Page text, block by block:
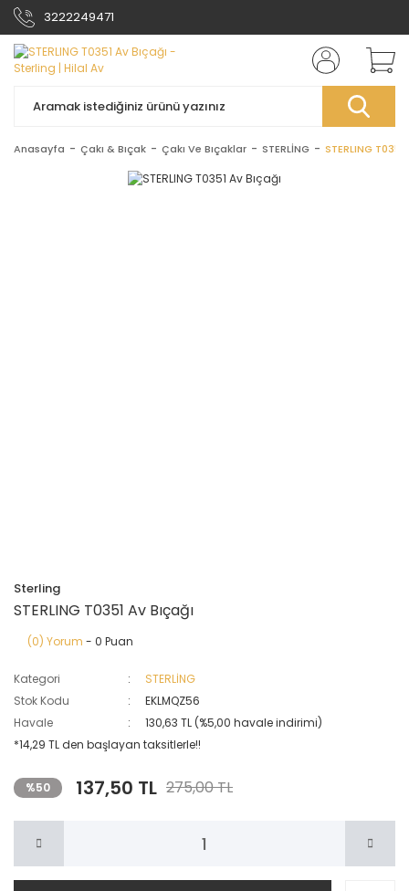
3222249471
Anasayfa Çakı & Bıçak Çakı Ve Bıçaklar STERLİNG STERLING T0351
Sterling
STERLING T0351 Av Bıçağı
(0) Yorum - 0 Puan
Kategori
STERLİNG
Stok Kodu
EKLMQZ56
Havale
130,63 TL (%5,00 havale indirimi)
*14,29 TL den başlayan taksitlerle!!
%50 137,50 TL 275,00 TL